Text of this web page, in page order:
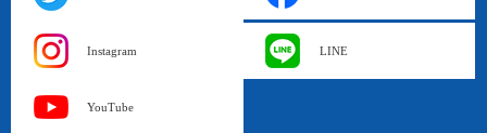
Instagram LINE
YouTube